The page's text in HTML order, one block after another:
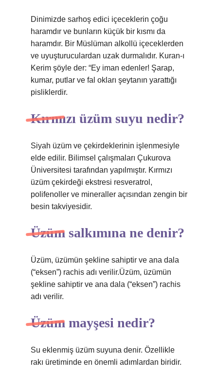
Dinimizde sarhoş edici içeceklerin çoğu
haramdır ve bunların küçük bir kısmı da
haramdır. Bir Müslüman alkollü içeceklerden
ve uyuşturuculardan uzak durmalıdır. Kuran-ı
Kerim şöyle der: “Ey iman edenler! Şarap,
kumar, putlar ve fal okları şeytanın yarattığı
pisliklerdir.
Kırmızı üzüm suyu nedir?
Siyah üzüm ve çekirdeklerinin işlenmesiyle
elde edilir. Bilimsel çalışmaları Çukurova
Üniversitesi tarafından yapılmıştır. Kırmızı
üzüm çekirdeği ekstresi resveratrol,
polifenoller ve mineraller açısından zengin bir
besin takviyesidir.
Üzüm salkımına ne denir?
Üzüm, üzümün şekline sahiptir ve ana dala
(“eksen”) rachis adı verilir.Üzüm, üzümün
şekline sahiptir ve ana dala (“eksen”) rachis
adı verilir.
Üzüm mayşesi nedir?
Su eklenmiş üzüm suyuna denir. Özellikle
rakı üretiminde en önemli adımlardan biridir.